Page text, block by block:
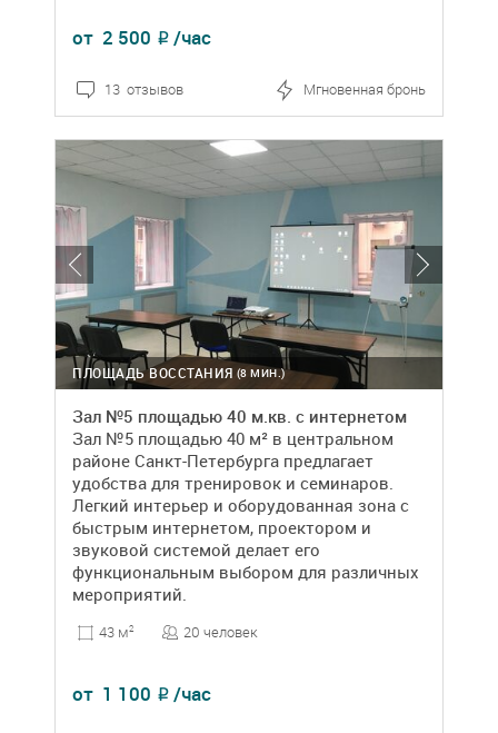
от 2 500 ₽ /час
13 отзывов Мгновенная бронь
(8 МИН.)
ПЛОЩАДЬ ВОССТАНИЯ
Зал №5 площадью 40 м.кв. с интернетом
Зал №5 площадью 40 м² в центральном
районе Санкт-Петербурга предлагает
удобства для тренировок и семинаров.
Легкий интерьер и оборудованная зона с
быстрым интернетом, проектором и
звуковой системой делает его
функциональным выбором для различных
мероприятий.
43 м2 20 человек
от 1 100 ₽ /час